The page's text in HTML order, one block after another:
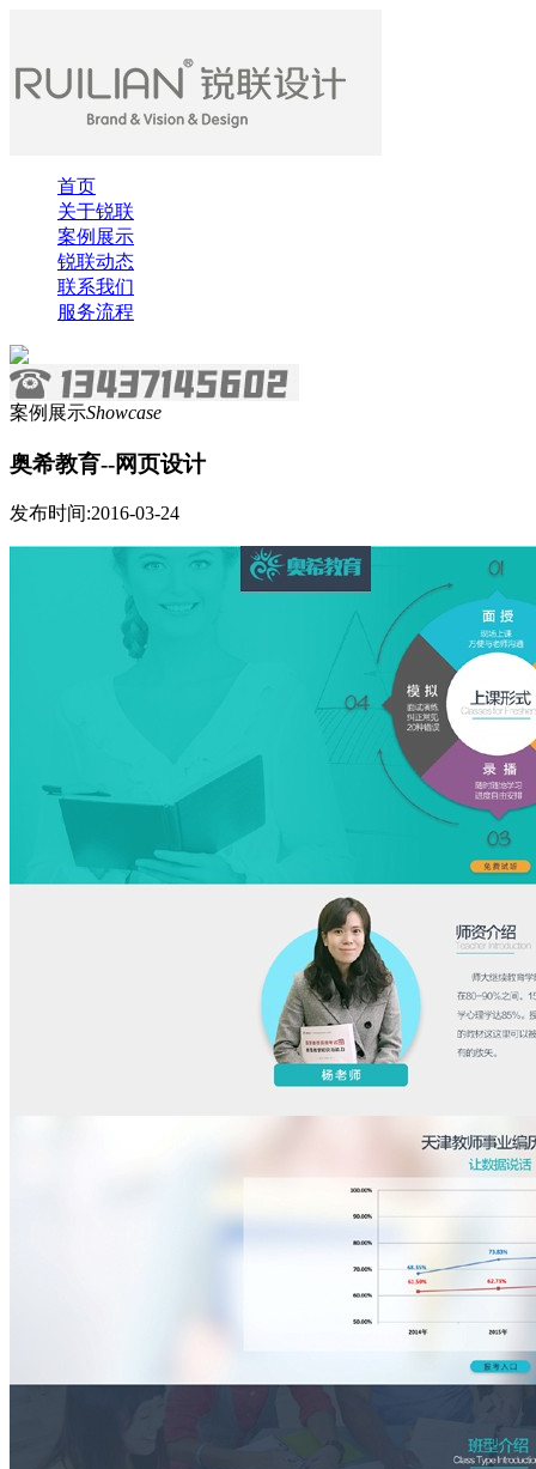
首页
关于锐联
案例展示
锐联动态
联系我们
服务流程
案例展示Showcase
奥希教育--网页设计
发布时间:2016-03-24